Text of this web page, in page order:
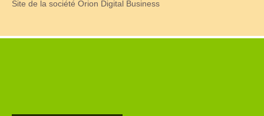
Site de la société Orion Digital Business